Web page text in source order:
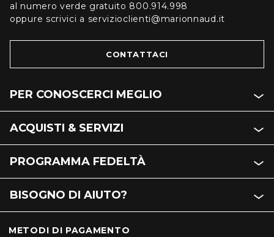
al numero verde gratuito 800.914.998
oppure scrivici a servizioclienti@marionnaud.it
CONTATTACI
PER CONOSCERCI MEGLIO
ACQUISTI & SERVIZI
PROGRAMMA FEDELTÀ
BISOGNO DI AIUTO?
METODI DI PAGAMENTO